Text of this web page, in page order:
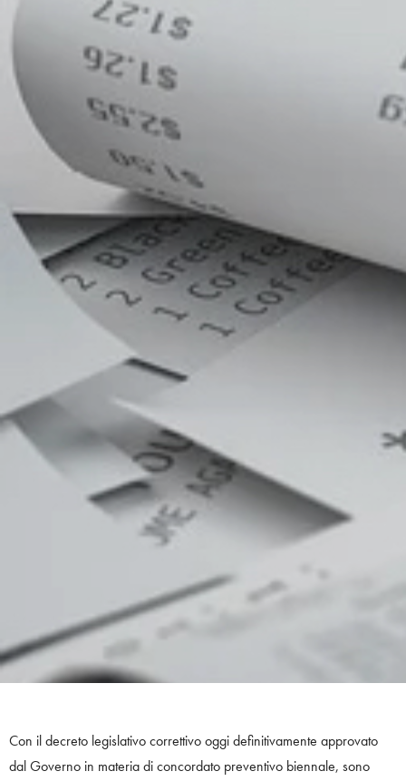
Con il decreto legislativo correttivo oggi definitivamente approvato
dal Governo in materia di concordato preventivo biennale, sono